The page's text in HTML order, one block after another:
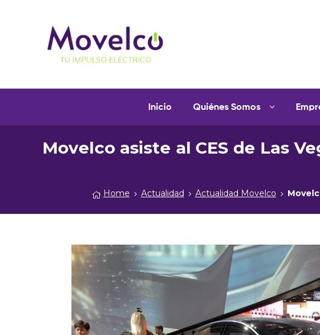
y
eléctricos
Inicio Quiénes Somos
Movelco asiste al CES de Las
Home Actualidad Actualidad Movelco